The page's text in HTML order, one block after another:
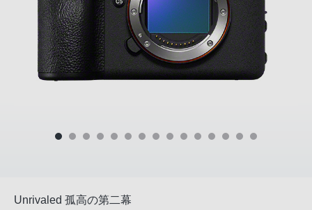
Unrivaled 孤高の第二幕